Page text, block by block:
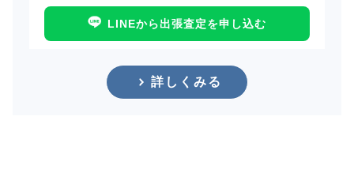
LINEから出張査定を申し込む
詳しくみる